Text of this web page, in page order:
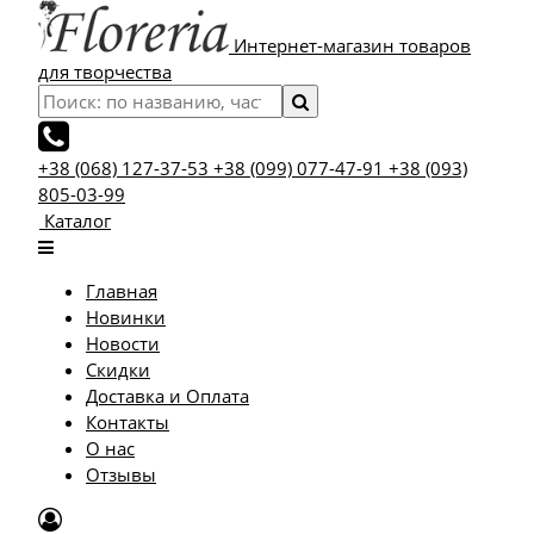
Интернет-магазин товаров
для творчества
+38 (068) 127-37-53 +38 (099) 077-47-91 +38 (093)
805-03-99
Каталог
Главная
Новинки
Новости
Скидки
Доставка и Оплата
Контакты
О нас
Отзывы